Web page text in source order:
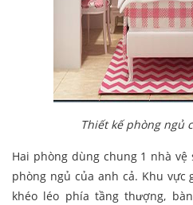
Thiết kế phòng ngủ
Hai phòng dùng chung 1 nhà
phòng ngủ của anh cả. Khu
khéo léo phía tầng thượng,